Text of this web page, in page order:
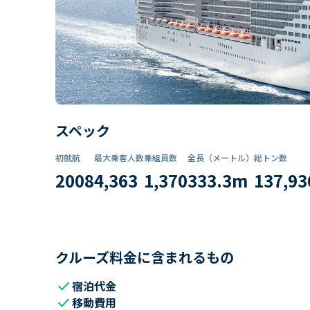
スペック
初就航
2008
最大乗客人数
4,363
乗組員数​
1,370
全長（メートル）
333.3m
総トン数​
クルーズ料金に含まれるもの
check宿泊代金
check移動費用